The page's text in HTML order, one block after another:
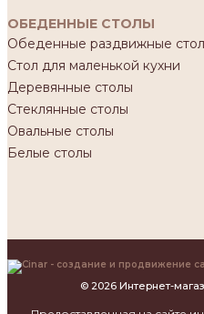
ОБЕДЕННЫЕ СТОЛЫ
Обеденные раздвижные
Стол для маленькой кухни
Деревянные столы
Стеклянные столы
Овальные столы
Белые столы
© 2026 Интернет-